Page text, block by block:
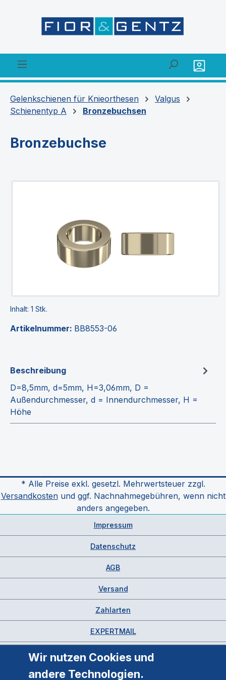
Gelenkschienen für Knieorthesen
Valgus
Schienentyp A
Bronzebuchsen
Bronzebuchse
Inhalt: 1 Stk.
Artikelnummer: BB8553-06
Beschreibung
D=8,5mm, d=5mm, H=3,06mm, D =
Außendurchmesser, d = Innendurchmesser, H =
Höhe
* Alle Preise exkl. gesetzl. Mehrwertsteuer zzgl.
Versandkostenund ggf. Nachnahmegebühren, wenn nicht
anders angegeben.
Impressum
Datenschutz
AGB
Versand
Zahlarten
EXPERTMAIL
Wir nutzen Cookies und
andere Technologien.